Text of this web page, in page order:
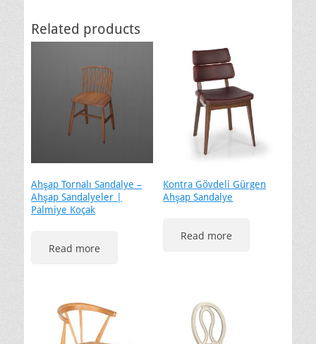
Related products
Ahşap Tornalı Sandalye –
Ahşap Sandalyeler |
Palmiye Koçak
Read more
Kontra Gövdeli Gürgen
Ahşap Sandalye
Read more